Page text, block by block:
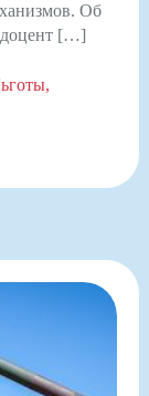
Об
доцент […]